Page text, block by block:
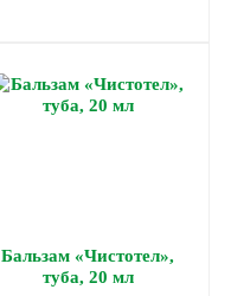
Бальзам «Чистотел»,
туба, 20 мл